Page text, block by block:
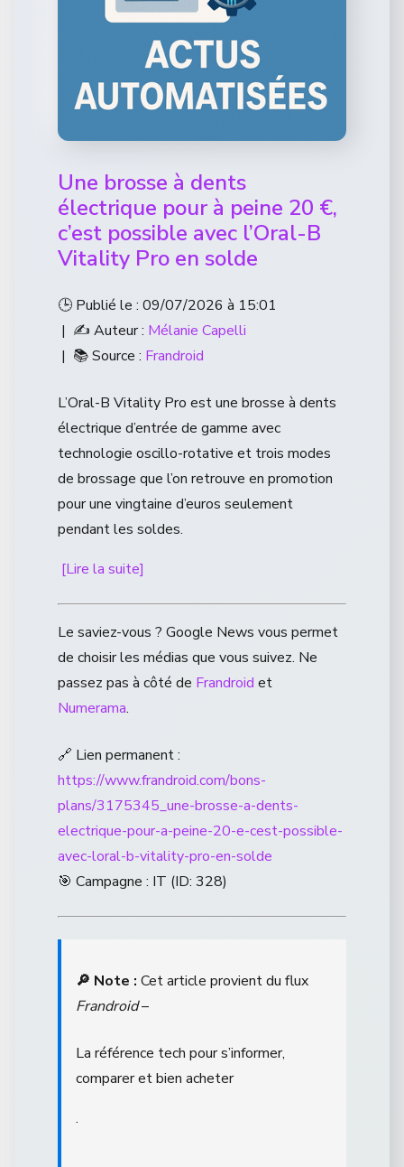
Une brosse à dents
électrique pour à peine 20 €,
c’est possible avec l’Oral-B
Vitality Pro en solde
🕒 Publié le : 09/07/2026 à 15:01
| ✍️ Auteur : Mélanie Capelli
| 📚 Source : Frandroid
L’Oral-B Vitality Pro est une brosse à dents
électrique d’entrée de gamme avec
technologie oscillo-rotative et trois modes
de brossage que l’on retrouve en promotion
pour une vingtaine d’euros seulement
pendant les soldes.
[Lire la suite]
Le saviez-vous ? Google News vous permet
de choisir les médias que vous suivez. Ne
passez pas à côté de Frandroid et
Numerama.
🔗 Lien permanent :
https://www.frandroid.com/bons-
plans/3175345_une-brosse-a-dents-
electrique-pour-a-peine-20-e-cest-possible-
avec-loral-b-vitality-pro-en-solde
🎯 Campagne : IT (ID: 328)
🔎 Note : Cet article provient du flux
Frandroid–
La référence tech pour s’informer,
comparer et bien acheter
.